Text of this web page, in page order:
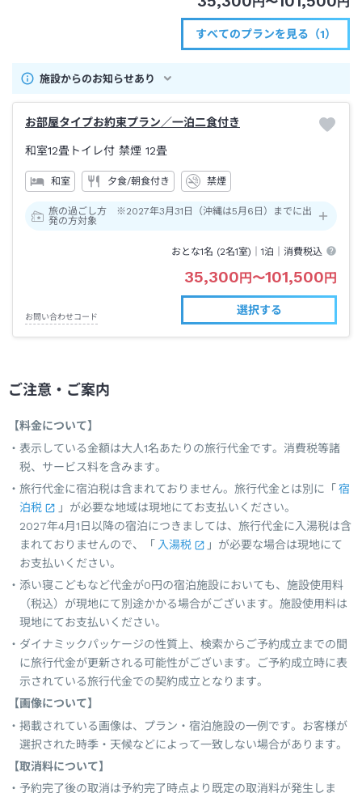
すべてのプランを見る（1）
施設からのお知らせあり
お部屋タイプお約束プラン／一泊二食付き
和室12畳トイレ付 禁煙 12畳
和室 夕食/朝食付き 禁煙
旅の過ごし方 ※2027年3月31日（沖縄は5月6日）までに出
発の方対象
おとな1名 (2名1室)｜1泊 ｜消費税込
35,300円〜101,500円
お問い合わせコード
選択する
ご注意・ご案内
【料金について】
表示している金額は大人1名あたりの旅行代金です。消費税等諸
税、サービス料を含みます。
旅行代金に宿泊税は含まれておりません。旅行代金とは別に「 宿
泊税
」が必要な地域は現地にてお支払いください。
2027年4月1日以降の宿泊につきましては、旅行代金に入湯税は含
まれておりませんので、「 入湯税
」が必要な場合は現地にて
お支払いください。
添い寝こどもなど代金が0円の宿泊施設においても、施設使用料
（税込）が現地にて別途かかる場合がございます。施設使用料は
現地にてお支払いください。
ダイナミックパッケージの性質上、検索からご予約成立までの間
に旅行代金が更新される可能性がございます。ご予約成立時に表
示されている旅行代金での契約成立となります。
【画像について】
掲載されている画像は、プラン・宿泊施設の一例です。お客様が
選択された時季・天候などによって一致しない場合があります。
【取消料について】
予約完了後の取消は予約完了時点より既定の取消料が発生しま